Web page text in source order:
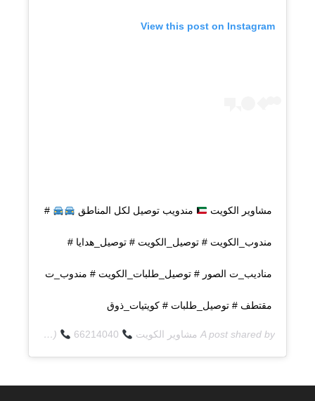
View this post on Instagram
مشاوير الكويت مندويب توصيل لكل المناطق #
مندوب_الكويت # توصيل_الكويت # توصيل_هدايا #
مناديب_ت الصور # توصيل_طلبات_الكويت # مندوب_ت
مقتطف # توصيل_طلبات # كويتيات_ذوق
A post shared by مشاوير الكويت (@q8deliverycom) on